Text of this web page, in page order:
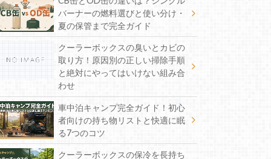
バーナーの燃料選びと使い分け・
夏の保管まで完全ガイド
クーラーボックスの臭いとカビの
取り方！原因別の正しい掃除手順
と絶対にやってはいけない組み合
わせ
車中泊キャンプ完全ガイド！初心
者向けの持ち物リストと快適に眠
る7つのコツ
クーラーボックスの保冷を長持ち